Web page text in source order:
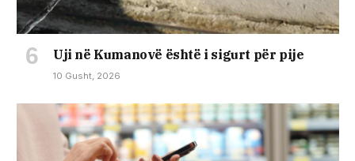
Uji në Kumanovë është i sigurt për pije
10 Gusht, 2026